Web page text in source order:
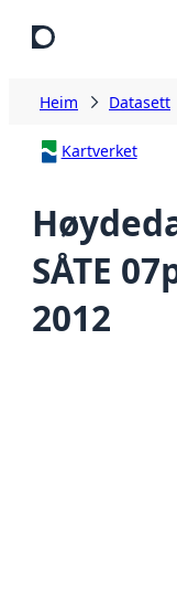
Heim Datasett
Kartverket
SÅTE
2012